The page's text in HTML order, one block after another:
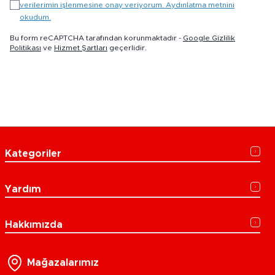
verilerimin işlenmesine onay veriyorum. Aydınlatma metnini
okudum.
Bu form reCAPTCHA tarafından korunmaktadır - Google Gizlilik
Politikası ve Hizmet Şartları geçerlidir.
Kategoriler
Yardım
Hakkımızda
Mağazalarımız